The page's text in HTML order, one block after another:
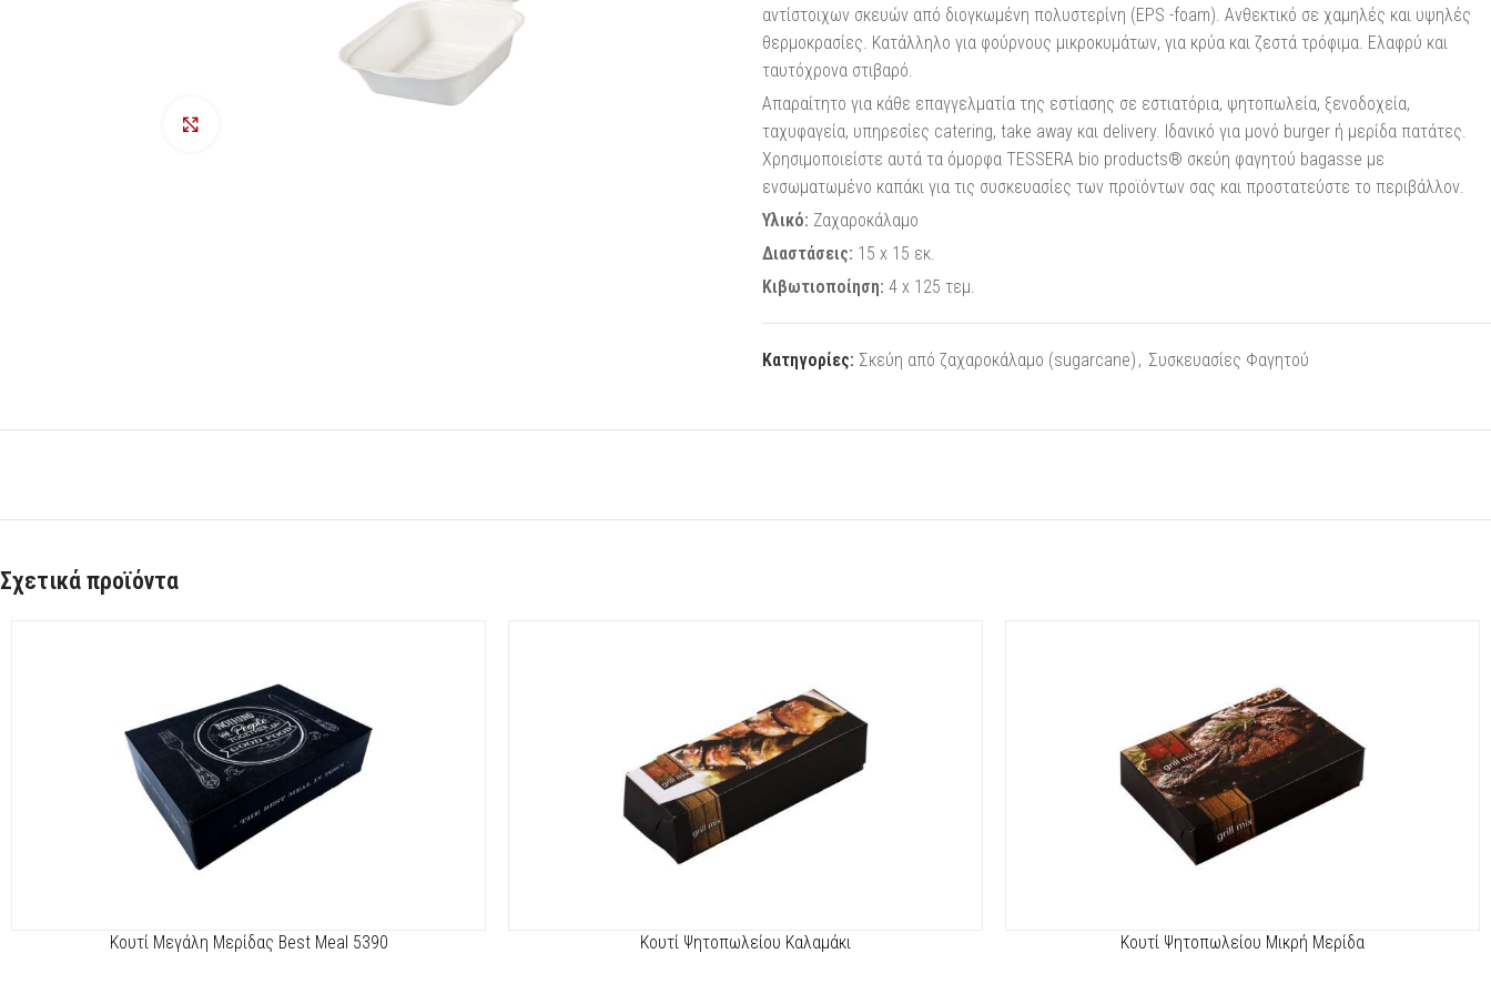
αντίστοιχων σκευών από διογκωμένη πολυστερίνη (EPS -foam). Ανθεκτικό σε χαμηλές και υψηλές
θερμοκρασίες. Κατάλληλο για φούρνους μικροκυμάτων, για κρύα και ζεστά τρόφιμα. Ελαφρύ και
ταυτόχρονα στιβαρό.
Απαραίτητο για κάθε επαγγελματία της εστίασης σε εστιατόρια, ψητoπωλεία, ξενοδοχεία,
ταχυφαγεία, υπηρεσίες catering, take away και delivery. Ιδανικό για μονό burger ή μερίδα πατάτες.
Χρησιμοποιείστε αυτά τα όμορφα TESSERA bio products® σκεύη φαγητού bagasse με
ενσωματωμένο καπάκι για τις συσκευασίες των προϊόντων σας και προστατεύστε το περιβάλλον.
Υλικό: Ζαχαροκάλαμο
Διαστάσεις: 15 x 15 εκ.
Κιβωτιοποίηση: 4 x 125 τεμ.
Κατηγορίες: Σκεύη από ζαχαροκάλαμο (sugarcane) , Συσκευασίες Φαγητού
Σχετικά προϊόντα
Kουτί Μεγάλη Μερίδας Best Meal 5390 Κουτί Ψητοπωλείου Καλαμάκι Κουτί Ψητοπωλείου Μικρή Μερίδα